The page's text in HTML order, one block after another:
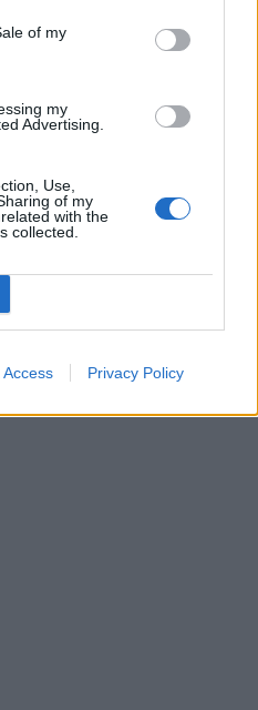
of my
my
Advertising.
Use,
of my
with the
collected.
Access Privacy Policy
si aj
užívajte si: 6 tipov, ako mať z intímneho